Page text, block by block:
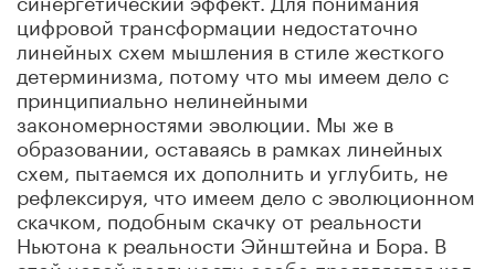
цифровой трансформации недостаточно
линейных схем мышления в стиле жесткого
детерминизма, потому что мы имеем дело с
принципиально нелинейными
закономерностями эволюции. Мы же в
образовании, оставаясь в рамках линейных
схем, пытаемся их дополнить и углубить, не
рефлексируя, что имеем дело с эволюционном
скачком, подобным скачку от реальности
Ньютона к реальности Эйнштейна и Бора. В